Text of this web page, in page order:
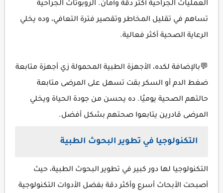
العمليات الجراحية أكثر دقة وأمان. الروبوتات الجراحية
تساهم في تقليل المخاطر وتقصير فترة التعافي، وده يخلي
الرعاية الصحية أكثر فعالية.
💬بالإضافة لكده، الأجهزة الطبية المحمولة زي أجهزة متابعة
ضغط الدم أو السكر بقت تسهل على المرضى متابعة
حالتهم الصحية يوميًا. ده يحسن من جودة الحياة ويخلي
المرضى قادرين يتابعوا صحتهم بشكل أفضل.
التكنولوجيا في تطوير البحوث الطبية
التكنولوجيا لها دور كبير في تطوير البحوث الطبية، حيث
أصبحت الأبحاث أسرع وأكثر دقة بفضل الأدوات التكنولوجية